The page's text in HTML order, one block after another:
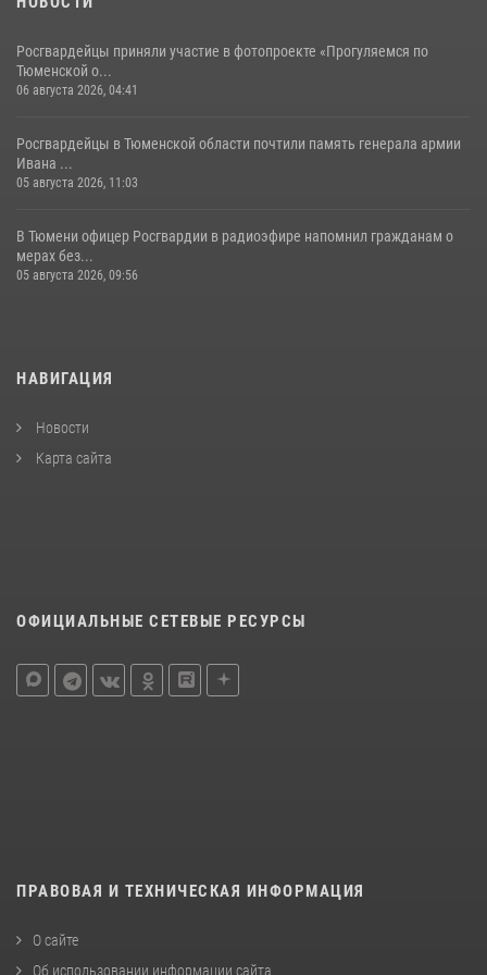
Росгвардейцы приняли участие в фотопроекте «Прогуляемся по
Тюменской о...
06 августа 2026, 04:41
Росгвардейцы в Тюменской области почтили память генерала армии
Ивана ...
05 августа 2026, 11:03
В Тюмени офицер Росгвардии в радиоэфире напомнил гражданам о
мерах без...
05 августа 2026, 09:56
НАВИГАЦИЯ
Новости
Карта сайта
ОФИЦИАЛЬНЫЕ СЕТЕВЫЕ РЕСУРСЫ
ПРАВОВАЯ И ТЕХНИЧЕСКАЯ ИНФОРМАЦИЯ
О сайте
Об использовании информации сайта